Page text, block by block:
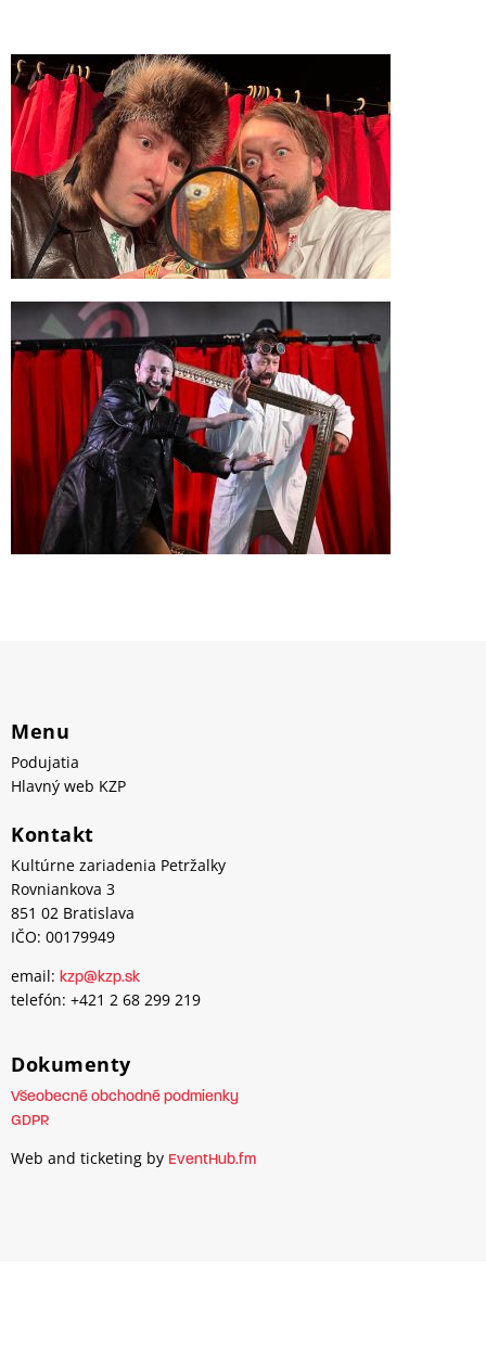
Menu
Podujatia
Hlavný web KZP
Kontakt
Kultúrne zariadenia Petržalky
Rovniankova 3
851 02 Bratislava
IČO: 00179949
email: kzp@kzp.sk
telefón: +421 2 68 299 219
Dokumenty
Všeobecné obchodné podmienky
GDPR
Web and ticketing by EventHub.fm